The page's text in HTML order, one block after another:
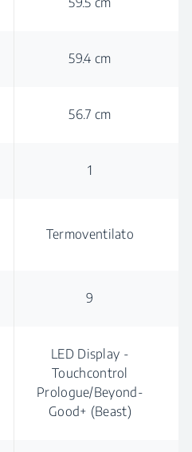
59.4 cm
56.7 cm
1
Termoventilato
9
LED Display -
Touchcontrol
Prologue/Beyond-
Good+ (Beast)